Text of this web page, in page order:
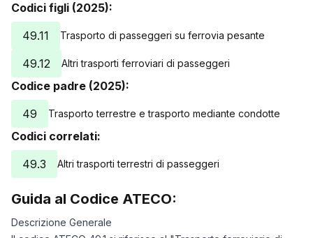
Codici figli (2025):
49.11
Trasporto di passeggeri su ferrovia pesante
49.12 Altri trasporti ferroviari di passeggeri
Codice padre (2025):
49
Trasporto terrestre e trasporto mediante condotte
Codici correlati:
49.3
Altri trasporti terrestri di passeggeri
Guida al Codice ATECO:
Descrizione Generale